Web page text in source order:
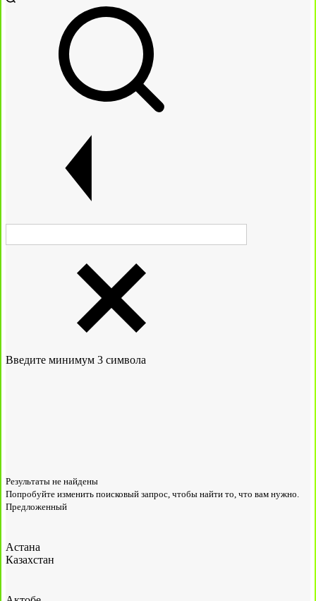
Введите минимум 3 символа
Результаты не найдены
Попробуйте изменить поисковый запрос, чтобы найти то, что вам нужно.
Предложенный
Астана
Казахстан